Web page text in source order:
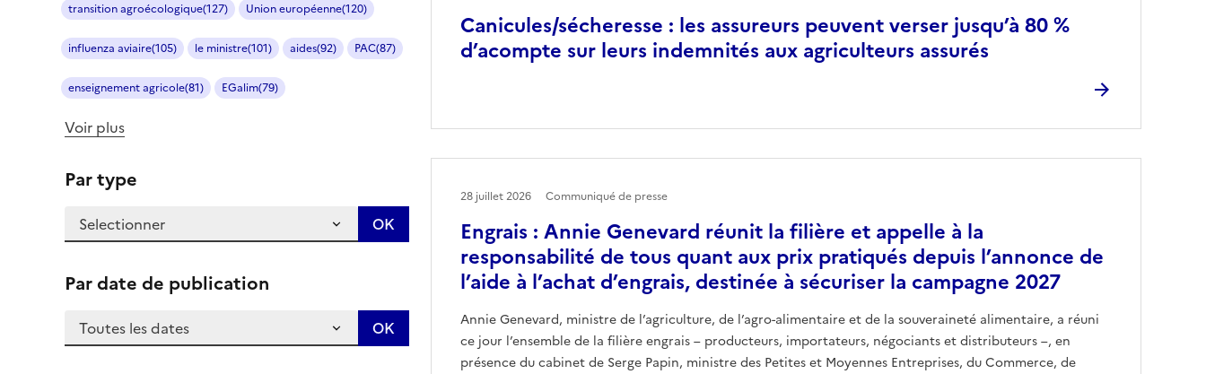
transition agroécologique(127) Union européenne(120)
influenza aviaire(105) le ministre(101) aides(92) PAC(87)
enseignement agricole(81) EGalim(79)
Voir plus
Par type
Par date de publication
Canicules/sécheresse : les assureurs peuvent verser jusqu’à 80 %
d’acompte sur leurs indemnités aux agriculteurs assurés
Engrais : Annie Genevard réunit la filière et appelle à la
responsabilité de tous quant aux prix pratiqués depuis l’annonce de
l’aide à l’achat d’engrais, destinée à sécuriser la campagne 2027
Annie Genevard, ministre de l’agriculture, de l’agro-alimentaire et de la souveraineté alimentaire, a réuni
ce jour l’ensemble de la filière engrais – producteurs, importateurs, négociants et distributeurs –, en
présence du cabinet de Serge Papin, ministre des Petites et Moyennes Entreprises, du Commerce, de
28 juillet 2026 Communiqué de presse